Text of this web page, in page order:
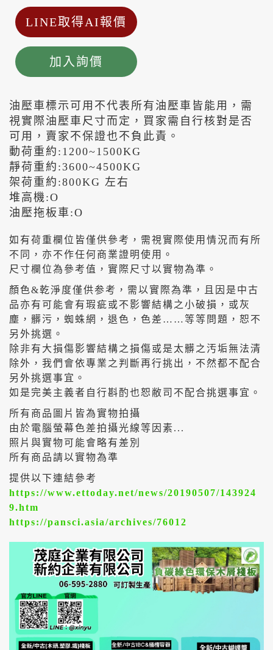
LINE取得AI報價
加入詢價
油壓車標示可用不代表所有油壓車皆能用，需
視實際油壓車尺寸而定，買家需自行核對是否
可用，賣家不保證也不負此責。
動荷重約:1200~1500KG
靜荷重約:3600~4500KG
架荷重約:800KG 左右
堆高機:O
油壓拖板車:O
如有荷重欄位皆僅供參考，需視實際使用情況而有所
不同，亦不作任何商業證明使用。
尺寸欄位為參考值，實際尺寸以實物為準。
顏色&乾淨度僅供参考，需以實際為準，且因是中古
品亦有可能會有瑕疵或不影響結構之小破損，或灰
塵，髒污，蜘蛛網，退色，色差……等等問題，恕不
另外挑選。
除非有大損傷影響結構之損傷或是太髒之汚垢無法清
除外，我們會依專業之判斷再行挑出，不然都不配合
另外挑選事宜。
如是完美主義者自行斟酌也恕敝司不配合挑選事宜。
所有商品圖片皆為實物拍攝
由於電腦螢幕色差拍攝光線等因素...
照片與實物可能會略有差別
所有商品請以實物為準
提供以下連結參考
https://www.ettoday.net/news/20190507/143924
9.htm
https://pansci.asia/archives/76012